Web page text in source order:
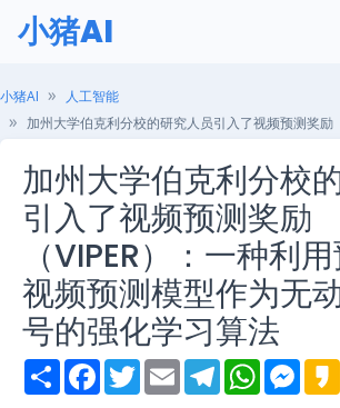
小猪AI
小猪AI
人工智能
加州大学伯克利分校的研究人员引入了视频预测奖励（VIPER）：一种利用预训练的视频预
加州大学伯克利分校
引入了视频预测奖励
（VIPER）：一种利
视频预测模型作为无
号的强化学习算法
S
h
F
a
T
w
E
m
T
e
W
h
M
e